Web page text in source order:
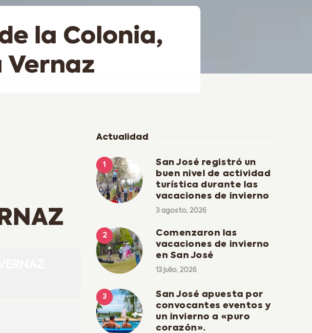
la Colonia,
Vernaz
Actualidad
San José registró un
buen nivel de actividad
turística durante las
vacaciones de invierno
3 agosto, 2026
Comenzaron las
vacaciones de invierno
en San José
13 julio, 2026
San José apuesta por
convocantes eventos y
un invierno a «puro
corazón».